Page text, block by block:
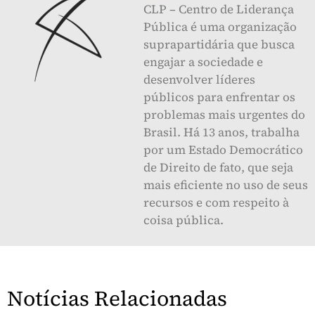
CLP – Centro de Liderança
Pública é uma organização
suprapartidária que busca
engajar a sociedade e
desenvolver líderes
públicos para enfrentar os
problemas mais urgentes do
Brasil. Há 13 anos, trabalha
por um Estado Democrático
de Direito de fato, que seja
mais eficiente no uso de seus
recursos e com respeito à
coisa pública.
Notícias Relacionadas